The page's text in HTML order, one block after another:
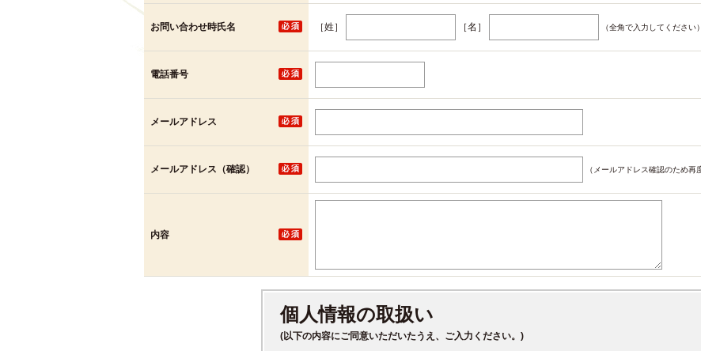
お問い合わせ時氏名 ［姓］ ［名］ （全角で入力してください）
電話番号
メールアドレス
メールアドレス（確認） （メールアドレス確認のため再
内容
個人情報の取扱い
(以下の内容にご同意いただいたうえ、ご入力ください。)